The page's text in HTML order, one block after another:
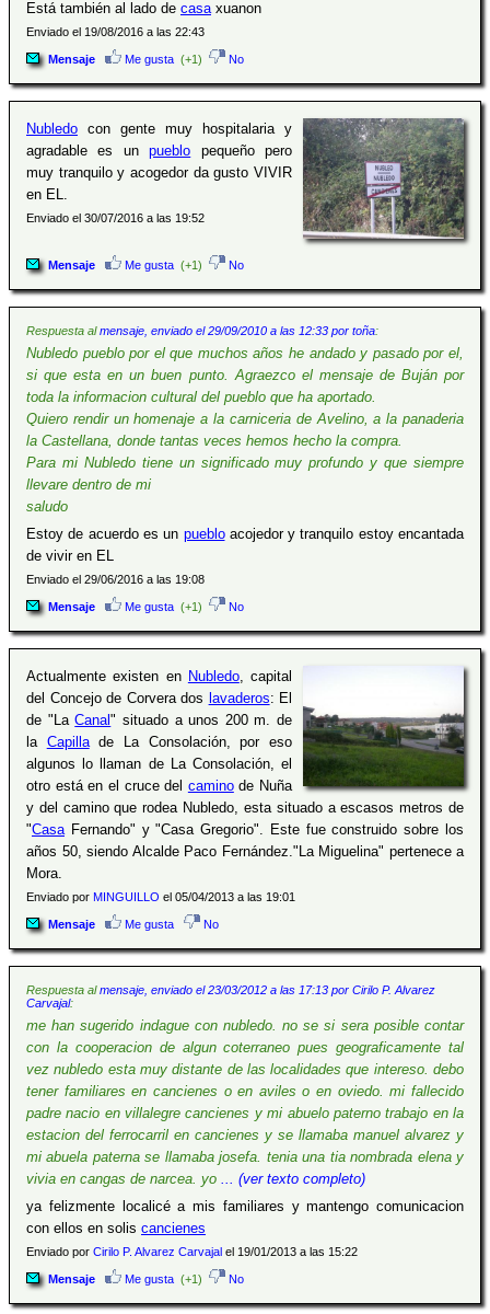
Está también al lado de casa xuanon
Enviado el 19/08/2016 a las 22:43
Mensaje Me gusta (+1) No
Nubledo con gente muy hospitalaria y
agradable es unpueblo pequeño pero
muy tranquilo y acogedor da gusto VIVIR
en EL.
Enviado el 30/07/2016 a las 19:52
Mensaje Me gusta (+1) No
Respuesta almensaje, enviado el 29/09/2010 a las 12:33 por toña:
Nubledo pueblo por el que muchos años he andado y pasado por el,
si que esta en un buen punto. Agraezco el mensaje de Buján por
toda la informacion cultural del pueblo que ha aportado.
Quiero rendir un homenaje a la carniceria de Avelino, a la panaderia
la Castellana, donde tantas veces hemos hecho la compra.
Para mi Nubledo tiene un significado muy profundo y que siempre
llevare dentro de mi
saludo
Estoy de acuerdo es un puebloacojedor y tranquilo estoy encantada
de vivir en EL
Enviado el 29/06/2016 a las 19:08
Mensaje Me gusta (+1) No
Actualmente existen en Nubledo, capital
del Concejo de Corvera dos lavaderos: El
de "LaCanal" situado a unos 200 m. de
la Capillade La Consolación, por eso
algunos lo llaman de La Consolación, el
otro está en el cruce del caminode Nuña
y del camino que rodea Nubledo, esta situado a escasos metros de
"Casa Fernando" y "Casa Gregorio". Este fue construido sobre los
años 50, siendo Alcalde Paco Fernández."La Miguelina" pertenece a
Mora.
Enviado por MINGUILLO el 05/04/2013 a las 19:01
Mensaje Me gusta No
Respuesta almensaje, enviado el 23/03/2012 a las 17:13 por Cirilo P. Alvarez
Carvajal:
me han sugerido indague con nubledo. no se si sera posible contar
con la cooperacion de algun coterraneo pues geograficamente tal
vez nubledo esta muy distante de las localidades que intereso. debo
tener familiares en cancienes o en aviles o en oviedo. mi fallecido
padre nacio en villalegre cancienes y mi abuelo paterno trabajo en la
estacion del ferrocarril en cancienes y se llamaba manuel alvarez y
mi abuela paterna se llamaba josefa. tenia una tia nombrada elena y
vivia en cangas de narcea. yo
... (ver texto completo)
ya felizmente localicé a mis familiares y mantengo comunicacion
con ellos en solis cancienes
Enviado por Cirilo P. Alvarez Carvajal el 19/01/2013 a las 15:22
Mensaje Me gusta (+1) No